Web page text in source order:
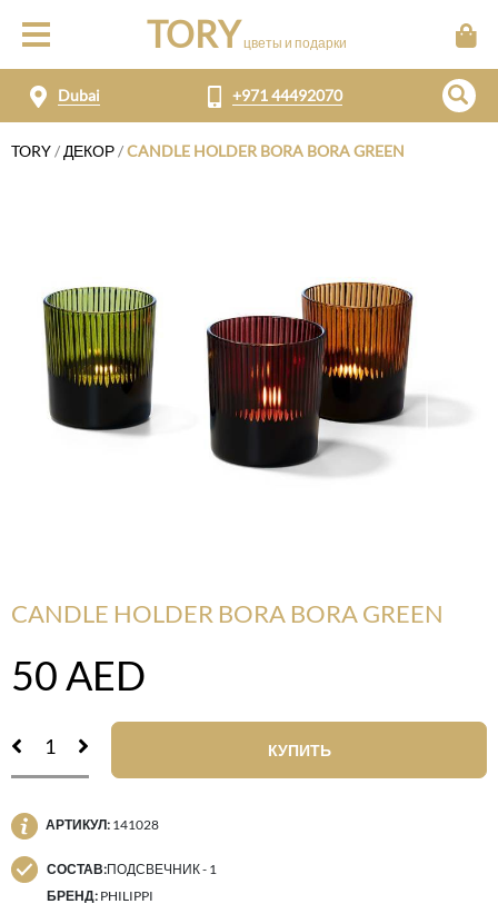
TORY цветы и подарки
Dubai +971 44492070
TORY/ ДЕКОР/CANDLE HOLDER BORA BORA GREEN
CANDLE HOLDER BORA BORA GREEN
50AED
КУПИТЬ
АРТИКУЛ: 141028
СОСТАВ:ПОДСВЕЧНИК - 1
БРЕНД: PHILIPPI